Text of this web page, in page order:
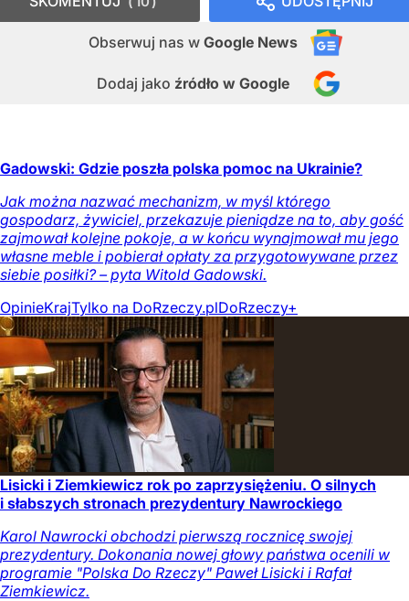
Obserwuj nas w Google News
Dodaj jako źródło w Google
Gadowski: Gdzie poszła polska pomoc na Ukrainie?
Jak można nazwać mechanizm, w myśl którego
gospodarz, żywiciel, przekazuje pieniądze na to, aby gość
zajmował kolejne pokoje, a w końcu wynajmował mu jego
własne meble i pobierał opłaty za przygotowywane przez
siebie posiłki? – pyta Witold Gadowski.
OpinieKrajTylko na DoRzeczy.plDoRzeczy+
Lisicki i Ziemkiewicz rok po zaprzysiężeniu. O silnych
i słabszych stronach prezydentury Nawrockiego
Karol Nawrocki obchodzi pierwszą rocznicę swojej
prezydentury. Dokonania nowej głowy państwa ocenili w
programie "Polska Do Rzeczy" Paweł Lisicki i Rafał
Ziemkiewicz.